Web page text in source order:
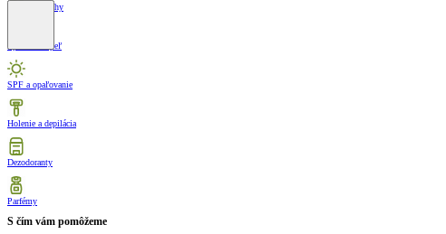
Krémy na nohy
Sprcha a kúpeľ
SPF a opaľovanie
Holenie a depilácia
Dezodoranty
Parfémy
S čím vám pomôžeme